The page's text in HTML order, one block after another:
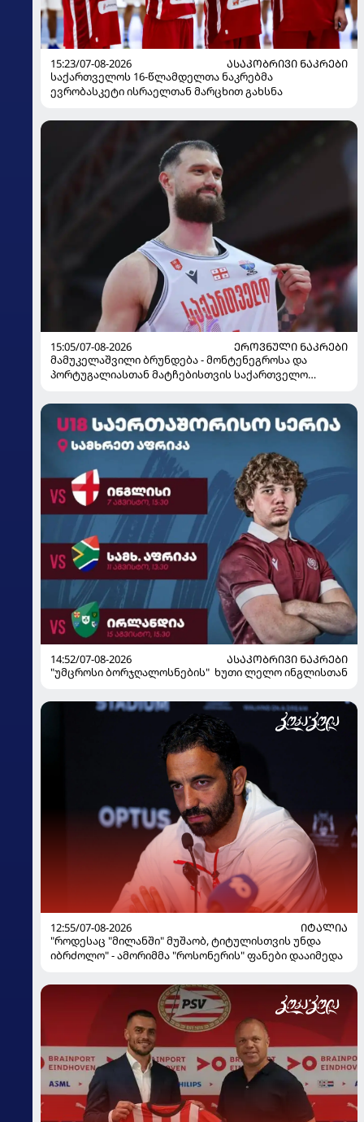
15:23/07-08-2026
ᲐᲡᲐᲙᲝᲑᲠᲘᲕᲘ ᲜᲐᲙᲠᲔᲑᲘ
საქართველოს 16-წლამდელთა ნაკრებმა
ევრობასკეტი ისრაელთან მარცხით გახსნა
15:05/07-08-2026
ᲔᲠᲝᲕᲜᲣᲚᲘ ᲜᲐᲙᲠᲔᲑᲘ
მამუკელაშვილი ბრუნდება - მონტენეგროსა და
პორტუგალიასთან მატჩებისთვის საქართველო
14:52/07-08-2026
ᲐᲡᲐᲙᲝᲑᲠᲘᲕᲘ ᲜᲐᲙᲠᲔᲑᲘ
"უმცროსი ბორჯღალოსნების" ხუთი ლელო ინგლისთან
12:55/07-08-2026
ᲘᲢᲐᲚᲘᲐ
"როდესაც "მილანში" მუშაობ, ტიტულისთვის უნდა
იბრძოლო" - ამორიმმა "როსონერის" ფანები დააიმედა